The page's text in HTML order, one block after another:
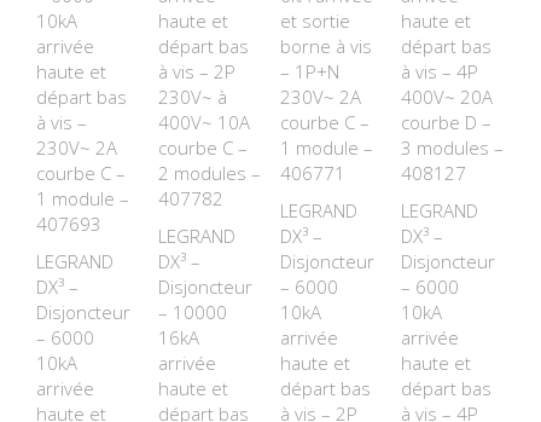
10kA
arrivée
haute et
départ bas
à vis –
230V~ 2A
courbe C –
1 module –
407693
LEGRAND
DX³ –
Disjoncteur
– 6000
10kA
arrivée
haute et
haute et
départ bas
à vis – 2P
230V~ à
400V~ 10A
courbe C –
2 modules –
407782
LEGRAND
DX³ –
Disjoncteur
– 10000
16kA
arrivée
haute et
départ bas
et sortie
borne à vis
– 1P+N
230V~ 2A
courbe C –
1 module –
406771
LEGRAND
DX³ –
Disjoncteur
– 6000
10kA
arrivée
haute et
départ bas
à vis – 2P
haute et
départ bas
à vis – 4P
400V~ 20A
courbe D –
3 modules –
408127
LEGRAND
DX³ –
Disjoncteur
– 6000
10kA
arrivée
haute et
départ bas
à vis – 4P